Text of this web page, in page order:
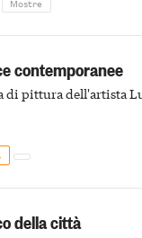
contemporanee
di pittura dell'artista
della città